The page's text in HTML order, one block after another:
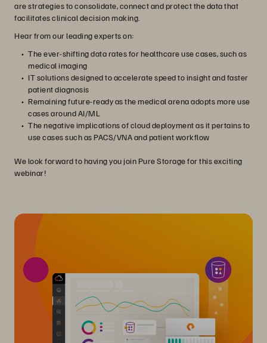
are strategies to consolidate, connect and protect the data that
facilitates clinical decision making.
Hear from our leading experts on:
The ever-shifting data rates for healthcare use cases, such as
medical imaging
IT solutions designed to accelerate speed to insight and faster
patient diagnosis
Remaining future-ready as the medical arena adopts more use
cases around AI/ML
The negative implications of cloud deployment as it pertains to
use cases such as PACS/VNA and patient workflow
We look forward to having you join Pure Storage for this exciting
webinar!